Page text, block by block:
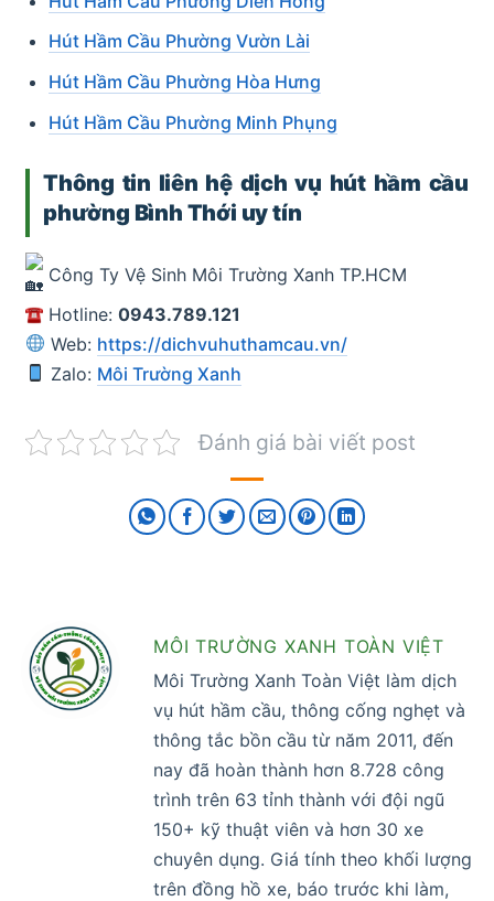
Hút Hầm Cầu Phường Vườn Lài
Hút Hầm Cầu Phường Hòa Hưng
Hút Hầm Cầu Phường Minh Phụng
Thông tin liên hệ dịch vụ hút hầm cầu
phường Bình Thới uy tín
Công Ty Vệ Sinh Môi Trường Xanh TP.HCM
Hotline: 0943.789.121
Web: https://dichvuhuthamcau.vn/
Zalo: Môi Trường Xanh
Đánh giá bài viết post
MÔI TRƯỜNG XANH TOÀN VIỆT
Môi Trường Xanh Toàn Việt làm dịch
vụ hút hầm cầu, thông cống nghẹt và
thông tắc bồn cầu từ năm 2011, đến
nay đã hoàn thành hơn 8.728 công
trình trên 63 tỉnh thành với đội ngũ
150+ kỹ thuật viên và hơn 30 xe
chuyên dụng. Giá tính theo khối lượng
trên đồng hồ xe, báo trước khi làm,